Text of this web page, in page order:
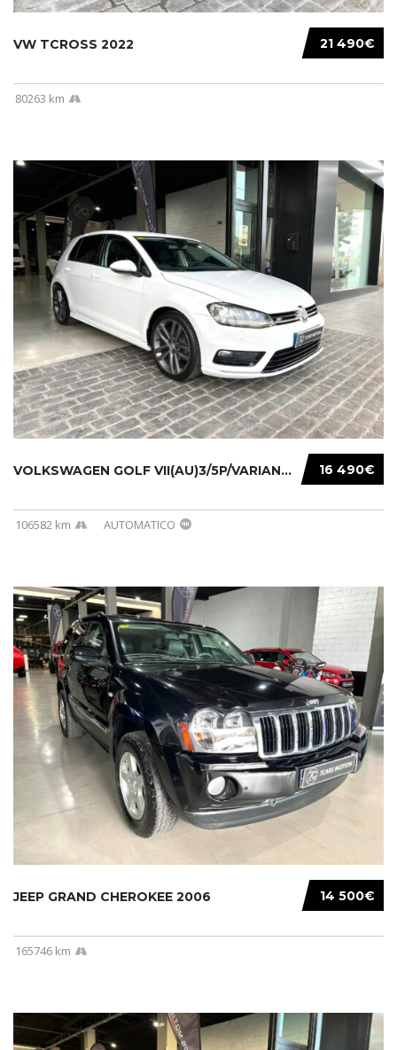
21 490€
VW TCROSS 2022
80263 km
16 490€
VOLKSWAGEN GOLF VII(AU)3/5P/VARIANT(12-16 20...
106582 km AUTOMATICO
14 500€
JEEP GRAND CHEROKEE 2006
165746 km